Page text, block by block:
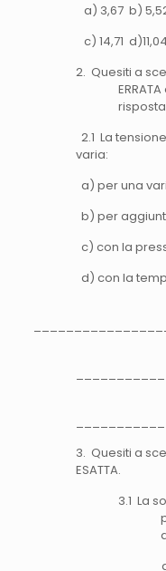
a) 3,67 b)
c) 14,71 d)11,04
2. Quesiti a
2.1 La
varia:
a) per una
b) per
c) con la
d) con la
3. Quesiti a
ESATTA.
3.1 La